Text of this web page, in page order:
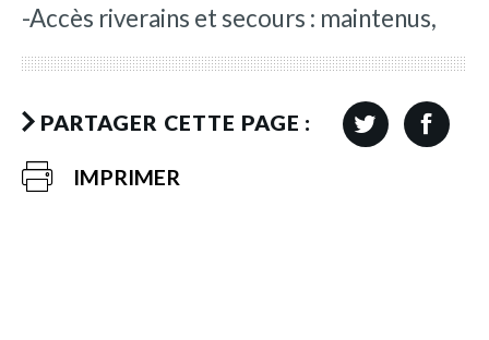
-Accès riverains et secours : maintenus,
PARTAGER CETTE PAGE :
IMPRIMER